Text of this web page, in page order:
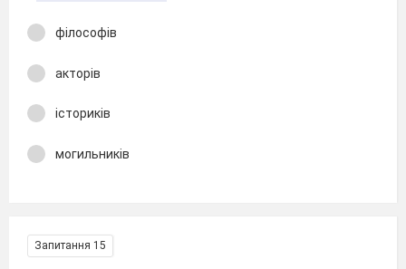
філософів
акторів
істориків
могильників
Запитання 15